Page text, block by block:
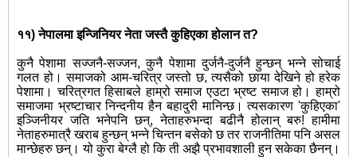
११) नेपालमा इन्जिनियर नेता जस्तै कुहिएका होलान त?
कुनै पेशामा सज्जनै-सज्जन, कुनै पेशामा दुर्जनै-दुर्जनै हुन्छन् भन्ने सोचाई
गलत हो। समाजको आम-चरित्र जस्तो छ, त्यसैको छाया देखिने हो हरेक
पेशामा। चरित्रगत हिसाबले हाम्रो समाज एउटा भ्रष्ट समाज हो। हाम्रो
समाजमा भ्रष्टाचार निन्दनीय हैन बहादुरी मानिन्छ। त्यसकारण 'कुहिएका'
इञ्जिनीयर जति भनेपनि छन्, नेताहरुभन्दा बढीनै होलान् बरु! हामीमा
नेताहरुमात्रै खराब हुन्छन् भन्ने चिन्तन बसेको छ तर राजनीतिमा पनि असल
मान्छेहरु छन्। यो कुरा बेग्लै हो कि ती अझै प्रभावशाली हुन सकेका छैनन्।